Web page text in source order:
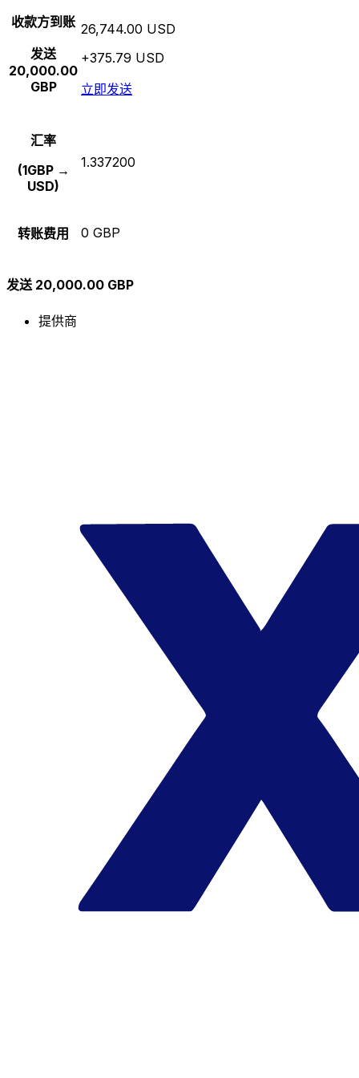
收款方到账
发送
20,000.00
GBP
26,744.00 USD
+375.79 USD
立即发送
汇率
(1GBP →
USD)
1.337200
转账费用 0 GBP
发送 20,000.00 GBP
提供商